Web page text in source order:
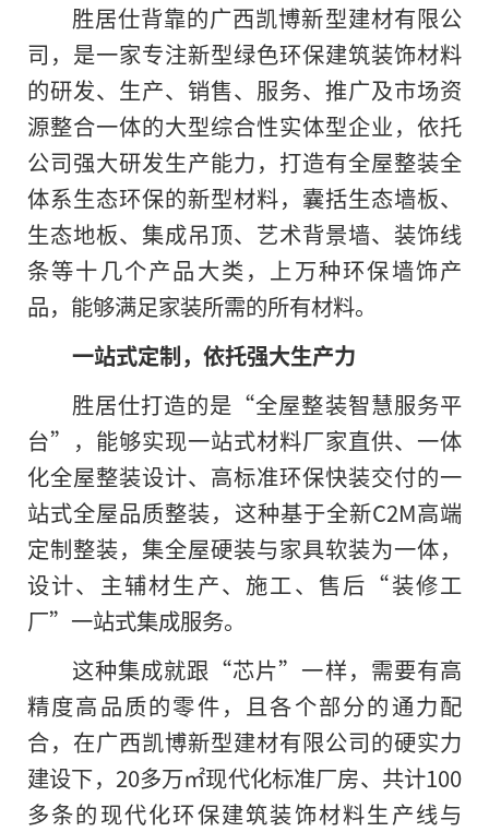
胜居仕背靠的广西凯博新型建材有限公
司，是一家专注新型绿色环保建筑装饰材料
的研发、生产、销售、服务、推广及市场资
源整合一体的大型综合性实体型企业，依托
公司强大研发生产能力，打造有全屋整装全
体系生态环保的新型材料，囊括生态墙板、
生态地板、集成吊顶、艺术背景墙、装饰线
条等十几个产品大类，上万种环保墙饰产
品，能够满足家装所需的所有材料。
一站式定制，依托强大生产力
胜居仕打造的是“全屋整装智慧服务平
台”，能够实现一站式材料厂家直供、一体
化全屋整装设计、高标准环保快装交付的一
站式全屋品质整装，这种基于全新C2M高端
定制整装，集全屋硬装与家具软装为一体，
设计、主辅材生产、施工、售后“装修工
厂”一站式集成服务。
这种集成就跟“芯片”一样，需要有高
精度高品质的零件，且各个部分的通力配
合，在广西凯博新型建材有限公司的硬实力
建设下，20多万㎡现代化标准厂房、共计100
多条的现代化环保建筑装饰材料生产线与